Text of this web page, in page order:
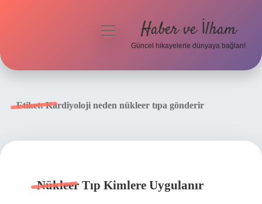
menüyü
Haber ve İlham
Güncel hikayelerle dünyaya bağlan!
Etiket:Kardiyoloji neden nükleer tıpa gönderir
Nükleer Tıp Kimlere Uygulanır